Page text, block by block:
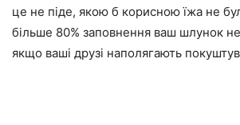
це не піде, якою б корисною їжа не
більше 80% заповнення ваш шлунок
якщо ваші друзі наполягають